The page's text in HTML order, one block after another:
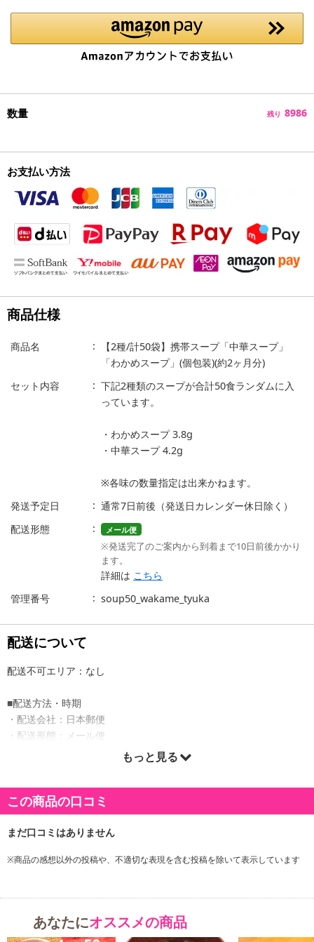
数量 残り 8986
お支払い方法
商品仕様
商品名
【2種/計50袋】携帯スープ「中華スープ」
「わかめスープ」(個包装)(約2ヶ月分)
セット内容
下記2種類のスープが合計50食ランダムに入
っています。
・わかめスープ 3.8g
・中華スープ 4.2g
※各味の数量指定は出来かねます。
発送予定日
通常7日前後（発送日カレンダー休日除く）
配送形態
メール便
※発送完了のご案内から到着まで10日前後かかり
ます。
詳細は こちら
管理番号
soup50_wakame_tyuka
配送について
配送不可エリア：なし
■配送方法・時期
・配送会社：日本郵便
・配送形態：メール便
・配送日時の指定：「発送予定日」に配送日指定の記載がある場合
・商品は「株式会社HMコーポレーション」より出荷します。
商品詳細
の50食入り！
＜商品詳細＞
もっと見る
この商品の口コミ
※商品の感想以外の投稿や、不適切な表現を含む投稿を除いて表示しています
あなたにオススメの商品